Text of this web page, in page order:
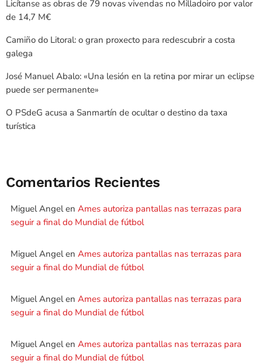
Licítanse as obras de 79 novas vivendas no Milladoiro por valor
de 14,7 M€
Camiño do Litoral: o gran proxecto para redescubrir a costa
galega
José Manuel Abalo: «Una lesión en la retina por mirar un eclipse
puede ser permanente»
O PSdeG acusa a Sanmartín de ocultar o destino da taxa
turística
Comentarios Recientes
Miguel Angelen Ames autoriza pantallas nas terrazas para
seguir a final do Mundial de fútbol
Miguel Angelen Ames autoriza pantallas nas terrazas para
seguir a final do Mundial de fútbol
Miguel Angelen Ames autoriza pantallas nas terrazas para
seguir a final do Mundial de fútbol
Miguel Angelen Ames autoriza pantallas nas terrazas para
seguir a final do Mundial de fútbol